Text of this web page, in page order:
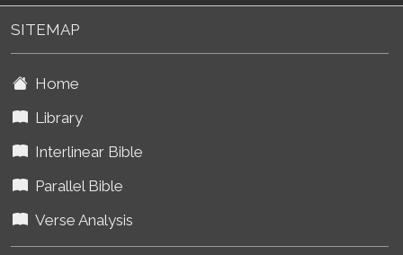
SITEMAP
Home
Library
Interlinear Bible
Parallel Bible
Verse Analysis